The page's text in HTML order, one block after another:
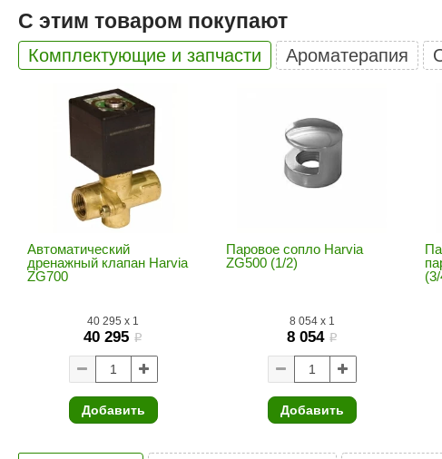
Материалы для сауны
SPA & WELLNESS
Для дома и дачи
Акции и скидки
Mobiba Talc
Hukka Design Licht 2000
PEKO
SNOOKER
Tikkurila
Termomuros
Finn icon
С этим товаром покупают
Комплектующие и запчасти Ароматерапия
Автоматический
дренажный клапан Harvia
ZG700
40 295 x 1
40 295 i
Добавить
Паровое сопло Harvia
ZG500 (1/2)
8 054x 1
8 054 i
Добавить